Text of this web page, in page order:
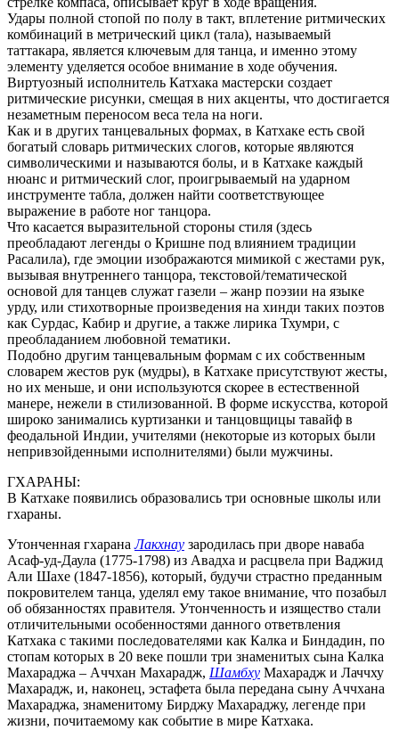
Удары полной стопой по полу в такт, вплетение ритмических
комбинаций в метрический цикл (тала), называемый
таттакара, является ключевым для танца, и именно этому
элементу уделяется особое внимание в ходе обучения.
Виртуозный исполнитель Катхака мастерски создает
ритмические рисунки, смещая в них акценты, что достигается
незаметным переносом веса тела на ноги.
Как и в других танцевальных формах, в Катхаке есть свой
богатый словарь ритмических слогов, которые являются
символическими и называются болы, и в Катхаке каждый
нюанс и ритмический слог, проигрываемый на ударном
инструменте табла, должен найти соответствующее
выражение в работе ног танцора.
Что касается выразительной стороны стиля (здесь
преобладают легенды о Кришне под влиянием традиции
Расалила), где эмоции изображаются мимикой с жестами рук,
вызывая внутреннего танцора, текстовой/тематической
основой для танцев служат газели – жанр поэзии на языке
урду, или стихотворные произведения на хинди таких поэтов
как Сурдас, Кабир и другие, а также лирика Тхумри, с
преобладанием любовной тематики.
Подобно другим танцевальным формам с их собственным
словарем жестов рук (мудры), в Катхаке присутствуют жесты,
но их меньше, и они используются скорее в естественной
манере, нежели в стилизованной. В форме искусства, которой
широко занимались куртизанки и танцовщицы тавайф в
феодальной Индии, учителями (некоторые из которых были
непривзойденными исполнителями) были мужчины.
ГХАРАНЫ:
В Катхаке появились образовались три основные школы или
гхараны.
Утонченная гхаранаЛакхнау зародилась при дворе наваба
Асаф-уд-Даула (1775-1798) из Авадха и расцвела при Ваджид
Али Шахе (1847-1856), который, будучи страстно преданным
покровителем танца, уделял ему такое внимание, что позабыл
об обязанностях правителя. Утонченность и изящество стали
отличительными особенностями данного ответвления
Катхака с такими последователями как Калка и Биндадин, по
стопам которых в 20 веке пошли три знаменитых сына Калка
Махараджа – Аччхан Махарадж, Шамбху Махарадж и Лаччху
Махарадж, и, наконец, эстафета была передана сыну Аччхана
Махараджа, знаменитому Бирджу Махараджу, легенде при
жизни, почитаемому как событие в мире Катхака.